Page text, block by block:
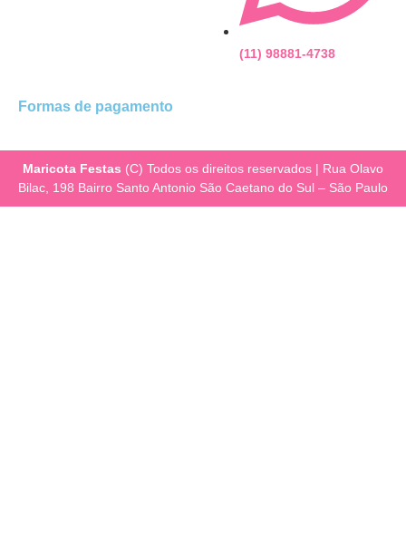
(11) 98881-4738
Formas de pagamento
Maricota Festas (C) Todos os direitos reservados | Rua Olavo
Bilac, 198 Bairro Santo Antonio São Caetano do Sul – São Paulo